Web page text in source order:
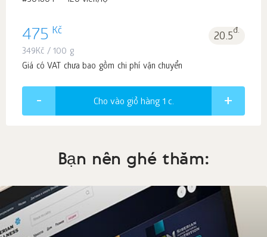
475 Kč 20.5đ.
349Kč / 100 g
Giá có VAT chưa bao gồm chi phí vận chuyển
Cho vào giỏ hàng 1 c.
Bạn nên ghé thăm: